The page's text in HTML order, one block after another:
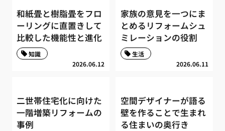
和紙畳と樹脂畳をフロ
ーリングに直置きして
比較した機能性と進化
2026.06.12
知識
家族の意見を一つにま
とめるリフォームシュ
ミレーションの役割
2026.06.11
生活
二世帯住宅化に向けた
一階増築リフォームの
事例
空間デザイナーが語る
壁を作ることで生まれ
る住まいの奥行き